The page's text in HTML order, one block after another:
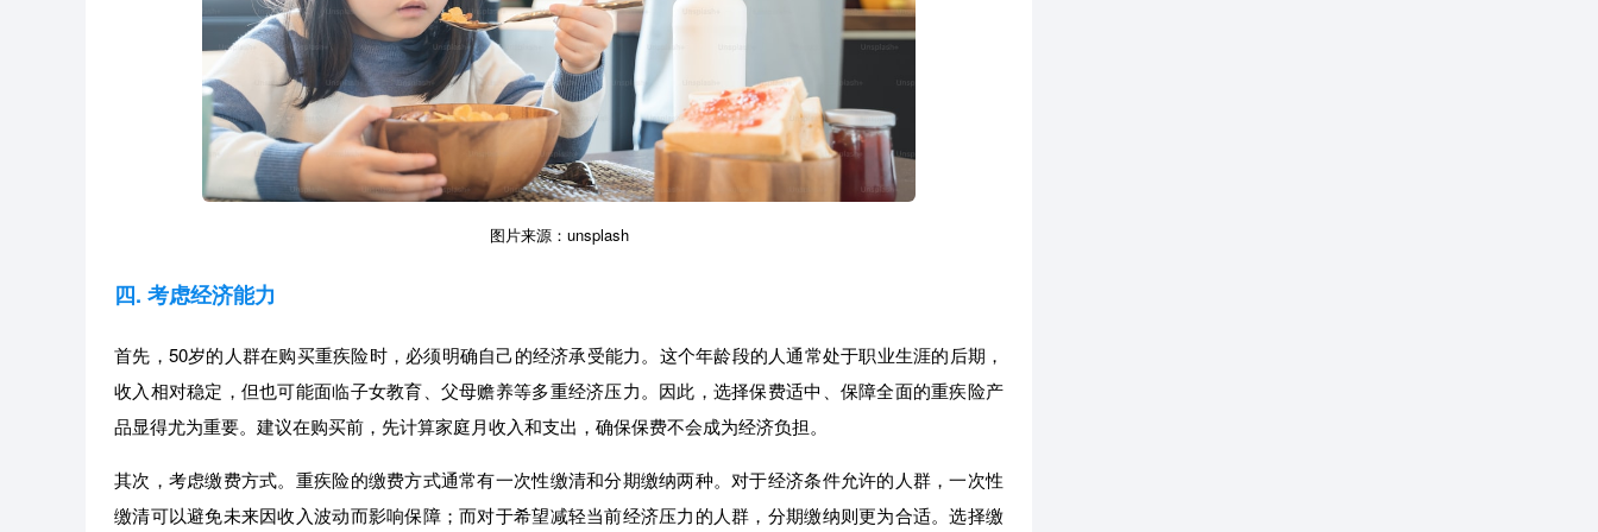
图片来源：unsplash
四. 考虑经济能力
首先，50岁的人群在购买重疾险时，必须明确自己的经济承受能力。这个年龄段的人通常处于职业生涯的后期，
收入相对稳定，但也可能面临子女教育、父母赡养等多重经济压力。因此，选择保费适中、保障全面的重疾险产
品显得尤为重要。建议在购买前，先计算家庭月收入和支出，确保保费不会成为经济负担。
其次，考虑缴费方式。重疾险的缴费方式通常有一次性缴清和分期缴纳两种。对于经济条件允许的人群，一次性
缴清可以避免未来因收入波动而影响保障；而对于希望减轻当前经济压力的人群，分期缴纳则更为合适。选择缴